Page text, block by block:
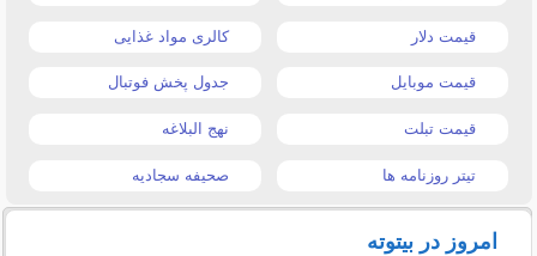
قیمت دلار کالری مواد غذایی
قیمت موبایل جدول پخش فوتبال
قیمت تبلت نهج البلاغه
تیتر روزنامه ها صحیفه سجادیه
امروز در بیتوته